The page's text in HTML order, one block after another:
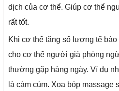
dịch của cơ thể. Giúp cơ thể
rất tốt.
Khi cơ thể tăng số lượng tế
cho cơ thể người già phòng
thường gặp hàng ngày. Ví dụ
là cảm cúm. Xoa bóp massage